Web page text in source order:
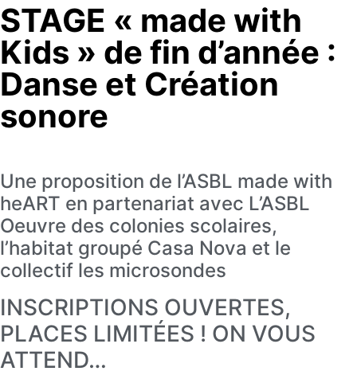
STAGE « made with
Kids » de fin d’année :
Danse et Création
sonore
Une proposition de l’ASBL made with
heART en partenariat avec L’ASBL
Oeuvre des colonies scolaires,
l’habitat groupé Casa Nova et le
collectif les microsondes
INSCRIPTIONS OUVERTES,
PLACES LIMITÉES ! ON VOUS
ATTEND…